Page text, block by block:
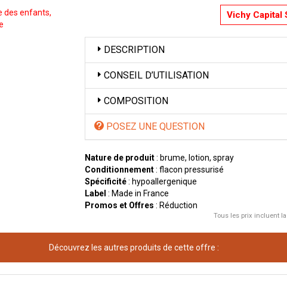
des enfants,
Vichy Capital
DESCRIPTION
CONSEIL D’UTILISATION
COMPOSITION
POSEZ UNE QUESTION
Nature de produit: brume, lotion, spray
Conditionnement: flacon pressurisé
Spécificité: hypoallergenique
Label : Made in France
Promos et Offres : Réduction
Tous les prix incluent
Découvrez les autres produits de cette offre :